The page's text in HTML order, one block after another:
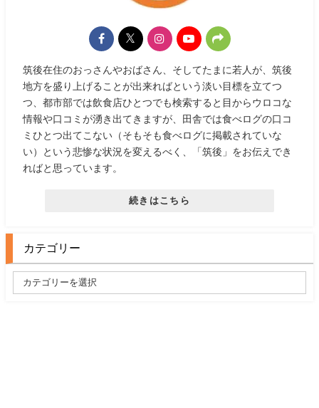
筑後在住のおっさんやおばさん、そしてたまに若人が、筑後
地方を盛り上げることが出来ればという淡い目標を立てつ
つ、都市部では飲食店ひとつでも検索すると目からウロコな
情報や口コミが湧き出てきますが、田舎では食べログの口コ
ミひとつ出てこない（そもそも食べログに掲載されていな
い）という悲惨な状況を変えるべく、「筑後」をお伝えでき
ればと思っています。
続きはこちら
カテゴリー